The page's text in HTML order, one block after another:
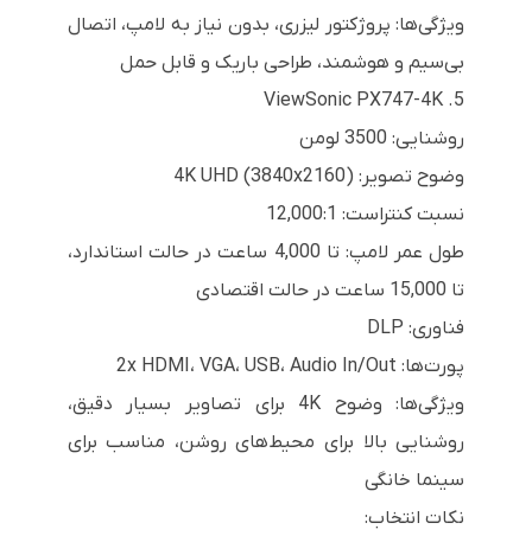
ویژگی‌ها: پروژکتور لیزری، بدون نیاز به لامپ، اتصال
بی‌سیم و هوشمند، طراحی باریک و قابل حمل
5. ViewSonic PX747-4K
روشنایی: 3500 لومن
وضوح تصویر: 4K UHD (3840x2160)
نسبت کنتراست: 12,000:1
طول عمر لامپ: تا 4,000 ساعت در حالت استاندارد،
تا 15,000 ساعت در حالت اقتصادی
فناوری: DLP
پورت‌ها: 2x HDMI، VGA، USB، Audio In/Out
ویژگی‌ها: وضوح 4K برای تصاویر بسیار دقیق،
روشنایی بالا برای محیط‌های روشن، مناسب برای
سینما خانگی
نکات انتخاب: